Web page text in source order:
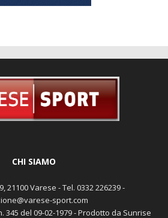
CHI SIAMO
21100 Varese - Tel. 0332 226239 -
sport.com
345 del 09-02-1979 - Prodotto da Sunrise